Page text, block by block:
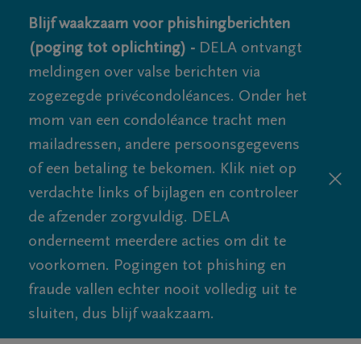
Blijf waakzaam voor phishingberichten
(poging tot oplichting) - DELA ontvangt
meldingen over valse berichten via
zogezegde privécondoléances. Onder het
mom van een condoléance tracht men
mailadressen, andere persoonsgegevens
of een betaling te bekomen. Klik niet op
verdachte links of bijlagen en controleer
de afzender zorgvuldig. DELA
onderneemt meerdere acties om dit te
voorkomen. Pogingen tot phishing en
fraude vallen echter nooit volledig uit te
sluiten, dus blijf waakzaam.